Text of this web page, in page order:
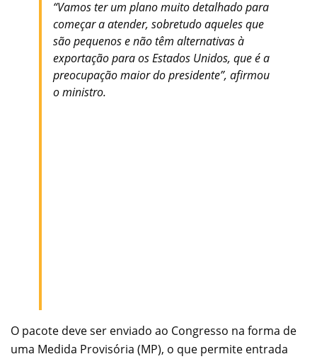
“Vamos ter um plano muito detalhado para
começar a atender, sobretudo aqueles que
são pequenos e não têm alternativas à
exportação para os Estados Unidos, que é a
preocupação maior do presidente”, afirmou
o ministro.
O pacote deve ser enviado ao Congresso na forma de
uma Medida Provisória (MP), o que permite entrada